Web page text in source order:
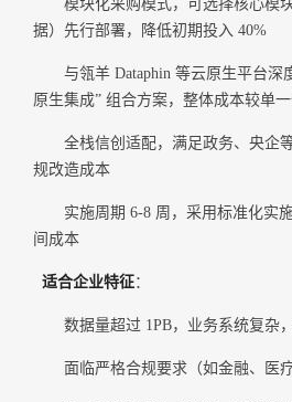
模块化采购模式，可选择核心模
据）先行部署，降低初期投入 40%
与瓴羊 Dataphin 等云原生平台深
原生集成” 组合方案，整体成本较单
全栈信创适配，满足政务、央企
规改造成本
实施周期 6-8 周，采用标准化实
间成本
适合企业特征：
数据量超过 1PB，业务系统复杂
面临严格合规要求（如金融、医